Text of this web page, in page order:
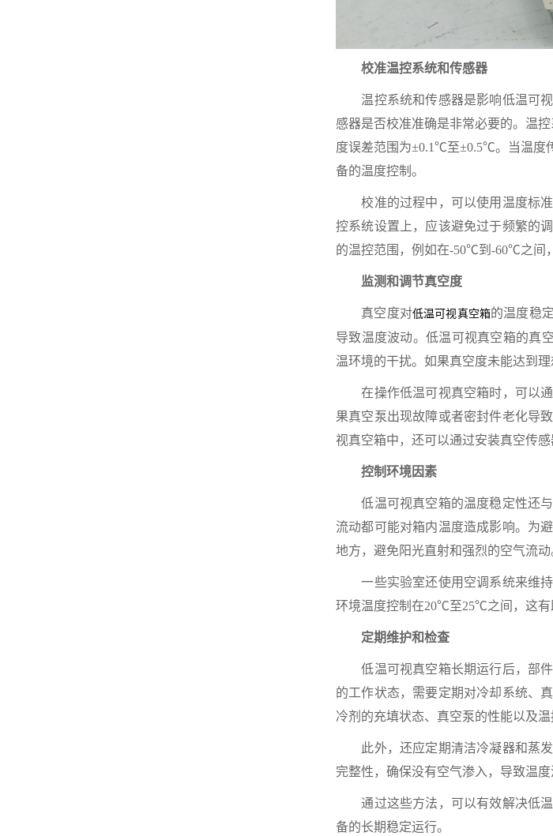
校准温控系统和传感器
温控系统和传感器是影响低温可视
感器是否校准准确是非常必要的。温
度误差范围为±0.1℃至±0.5℃。当温度
备的温度控制。
校准的过程中，可以使用温度标准
控系统设置上，应该避免过于频繁的
的温控范围，例如在-50℃到-60℃之间
监测和调节真空度
真空度对低温可视真空箱的温度稳
导致温度波动。低温可视真空箱的真
温环境的干扰。如果真空度未能达到
在操作低温可视真空箱时，可以通
果真空泵出现故障或者密封件老化导
视真空箱中，还可以通过安装真空传
控制环境因素
低温可视真空箱的温度稳定性还与
流动都可能对箱内温度造成影响。为
地方，避免阳光直射和强烈的空气流动
一些实验室还使用空调系统来维持
环境温度控制在20℃至25℃之间，这有
定期维护和检查
低温可视真空箱长期运行后，部件
的工作状态，需要定期对冷却系统、
冷剂的充填状态、真空泵的性能以及
此外，还应定期清洁冷凝器和蒸发
完整性，确保没有空气渗入，导致温度
通过这些方法，可以有效解决低温
备的长期稳定运行。